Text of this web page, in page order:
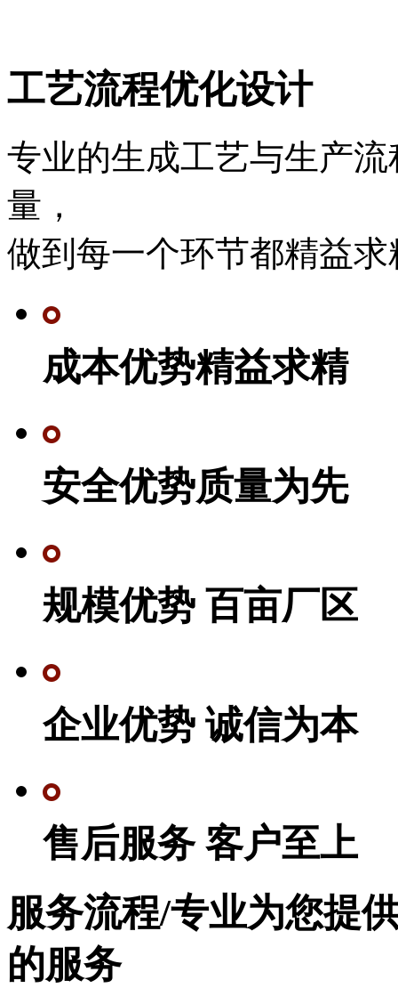
工艺流程优化设计
专业的生成工艺与生产
量，
做到每一个环节都精益
成本优势精益求精
安全优势质量为先
规模优势 百亩厂区
企业优势 诚信为本
售后服务 客户至上
服务流程/专业为您提
的服务